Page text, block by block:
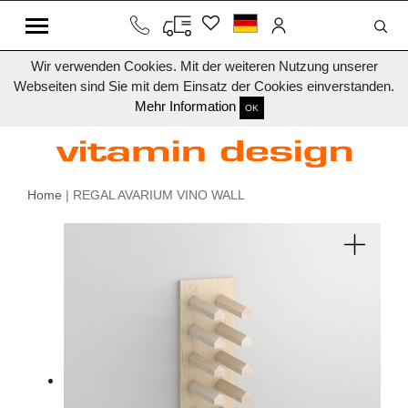
Wir verwenden Cookies. Mit der weiteren Nutzung unserer
Webseiten sind Sie mit dem Einsatz der Cookies einverstanden.
Mehr Information
OK
Home | REGAL AVARIUM VINO WALL